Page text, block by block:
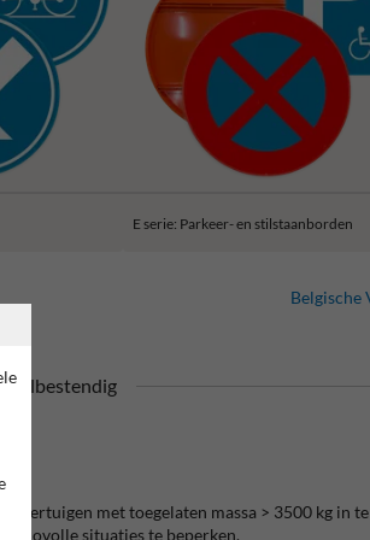
E serie: Parkeer- en stilstaanborden
Belgische
met toegelaten massa > 3500 kg in
situaties te beperken.